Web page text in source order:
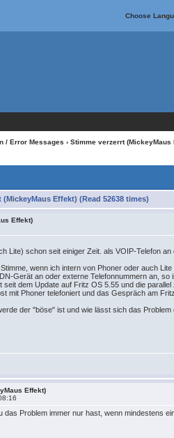
Choose
/ Error Messages › Stimme verzerrt (MickeyMaus
(MickeyMaus Effekt) (Read 52638 times)
Effekt)
Lite) schon seit einiger Zeit. als VOIP-Telefon
wenn ich intern von Phoner oder auch
Gerät an oder externe Telefonnummern an, so
seit dem Update auf Fritz OS 5.55 und die
mit Phoner telefoniert und das Gespräch am
der "böse" ist und wie lässt sich das Problem
Effekt)
das Problem immer nur hast, wenn mindestens